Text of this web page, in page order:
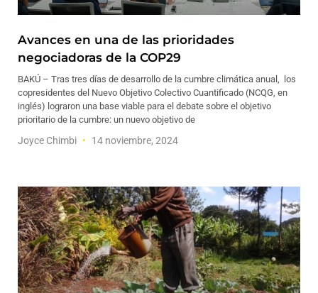
Avances en una de las prioridades
negociadoras de la COP29
BAKÚ – Tras tres días de desarrollo de la cumbre climática anual, los
copresidentes del Nuevo Objetivo Colectivo Cuantificado (NCQG, en
inglés) lograron una base viable para el debate sobre el objetivo
prioritario de la cumbre: un nuevo objetivo de
Joyce Chimbi 14 noviembre, 2024